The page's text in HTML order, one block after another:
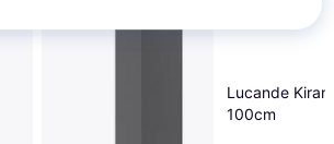
Lucande Kiran
100cm